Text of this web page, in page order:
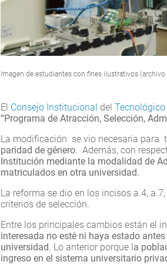
Imagen de estudiantes con fines ilustrativos (archivo
El Consejo Institucional del Tecnológico
“Programa de Atracción, Selección,
La modificación se vio necesaria para
paridad de género. Además, con
Institución mediante la modalidad de
matriculados en otra universidad.
La reforma se dio en los incisos a.4,
criterios de selección.
Entre los principales cambios están el
interesada no esté ni haya estado
universidad. Lo anterior porque l a
ingreso en el sistema universitario